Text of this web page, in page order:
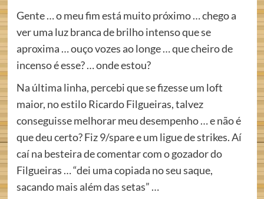
Gente … o meu fim está muito próximo … chego a
ver uma luz branca de brilho intenso que se
aproxima … ouço vozes ao longe … que cheiro de
incenso é esse? … onde estou?
Na última linha, percebi que se fizesse um loft
maior, no estilo Ricardo Filgueiras, talvez
conseguisse melhorar meu desempenho … e não é
que deu certo? Fiz 9/spare e um ligue de strikes. Aí
caí na besteira de comentar com o gozador do
Filgueiras … “dei uma copiada no seu saque,
sacando mais além das setas” …